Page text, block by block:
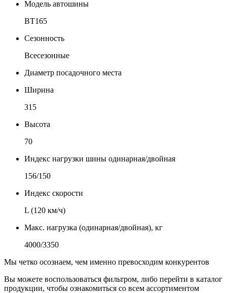
Модель автошины
BT165
Сезонность
Всесезонные
Диаметр посадочного места
Ширина
315
Высота
70
Индекс нагрузки шины одинарная/двойная
156/150
Индекс скорости
L (120 км/ч)
Макс. нагрузка (одинарная/двойная), кг
4000/3350
Мы четко осознаем, чем именно превосходим конкурентов
Вы можете воспользоваться фильтром, либо перейти в каталог
продукции, чтобы ознакомиться со всем ассортиментом